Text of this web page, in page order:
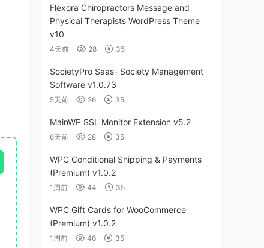
Flexora Chiropractors Message and
Physical Therapists WordPress Theme
v10
4天前 28 35
SocietyPro Saas- Society Management
Software v1.0.73
5天前 26 35
MainWP SSL Monitor Extension v5.2
6天前 28 35
WPC Conditional Shipping & Payments
(Premium) v1.0.2
1周前 44 35
WPC Gift Cards for WooCommerce
(Premium) v1.0.2
1周前 46 35